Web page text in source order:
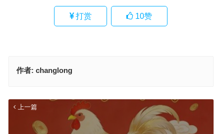
打赏 10赞
作者: changlong
上一篇